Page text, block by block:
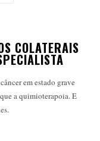
COLATERAIS
em estado grave
a quimioterapoia. E